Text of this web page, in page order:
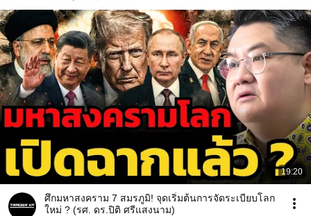
19:20
ศึกมหาสงคราม 7 สมรภูมิ! จุดเริ่มต้นการจัดระเบียบโลก
ใหม่ ? (รศ. ดร.ปิติ ศรีแสงนาม)